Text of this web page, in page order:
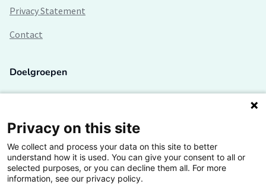
Privacy Statement
Contact
Doelgroepen
Lectoren en onderzoekers
Bedrijven
Hogescholen
Privacy on this site
We collect and process your data on this site to better
understand how it is used. You can give your consent to all or
selected purposes, or you can decline them all. For more
information, see our privacy policy.